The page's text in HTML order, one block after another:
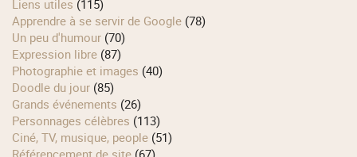
Liens utiles (115)
Apprendre à se servir de Google (78)
Un peu d'humour (70)
Expression libre (87)
Photographie et images (40)
Doodle du jour (85)
Grands événements (26)
Personnages célèbres (113)
Ciné, TV, musique, people (51)